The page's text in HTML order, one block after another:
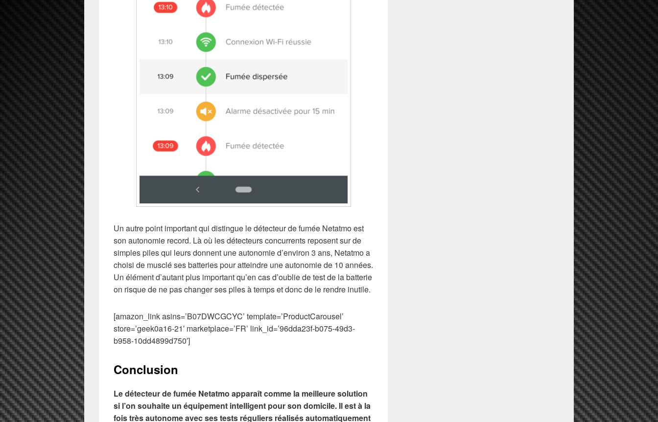
Un autre point important qui distingue le détecteur de fumée Netatmo est
son autonomie record. Là où les détecteurs concurrents reposent sur de
simples piles qui leurs donnent une autonomie d’environ 3 ans, Netatmo a
choisi de musclé ses batteries pour atteindre une autonomie de 10 années.
Un élément d’autant plus important qu’en cas d’oublie de test de la batterie
on risque de ne pas changer ses piles à temps et donc de le rendre inutile.
[amazon_link asins=’B07DWCGCYC’ template=’ProductCarousel’
store=’geek0a16-21′ marketplace=’FR’ link_id=’96dda23f-b075-49d3-
b958-10dd4899d750′]
Conclusion
Le détecteur de fumée Netatmo apparaît comme la meilleure solution
si l’on souhaite un équipement intelligent pour son domicile. Il est à la
fois très autonome avec ses tests réguliers réalisés automatiquement